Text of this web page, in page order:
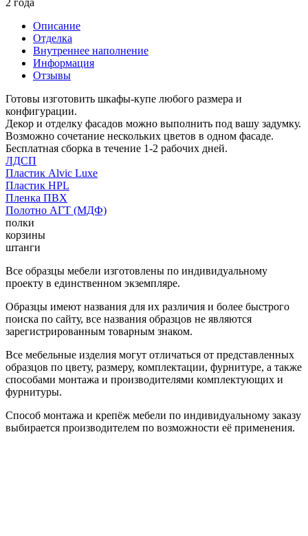
Описание
Отделка
Внутреннее наполнение
Информация
Отзывы
Готовы изготовить шкафы-купе любого размера и
конфигурации.
Декор и отделку фасадов можно выполнить под вашу задумку.
Возможно сочетание нескольких цветов в одном фасаде.
Бесплатная сборка в течение 1-2 рабочих дней.
ЛДСП
Пластик Alvic Luxe
Пластик HPL
Пленка ПВХ
Полотно АГТ (МДФ)
полки
корзины
штанги
Все образцы мебели изготовлены по индивидуальному
проекту в единственном экземпляре.
Образцы имеют названия для их различия и более быстрого
поиска по сайту, все названия образцов не являются
зарегистрированным товарным знаком.
Все мебельные изделия могут отличаться от представленных
образцов по цвету, размеру, комплектации, фурнитуре, а также
способами монтажа и производителями комплектующих и
фурнитуры.
Способ монтажа и крепёж мебели по индивидуальному заказу
выбирается производителем по возможности её применения.